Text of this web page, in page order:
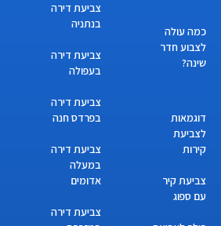
כמה עולה
לצבוע חדר
שינה?
דוגמאות
לצביעת
קירות
צביעת קיר
עם ספוג
צביעת דירה
בנתניה
צביעת דירה
בעפולה
צביעת דירה
בפרדס חנה
צביעת דירה
במעלה
אדומים
צביעת דירה